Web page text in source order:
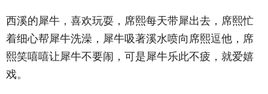
西溪的犀牛，喜欢玩耍，席熙每天带犀出去，席熙忙
着细心帮犀牛洗澡，犀牛吸著溪水喷向席熙逗他，席
熙笑嘻嘻让犀牛不要闹，可是犀牛乐此不疲，就爱嬉
戏。